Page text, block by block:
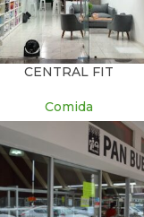
CENTRAL FIT
Comida